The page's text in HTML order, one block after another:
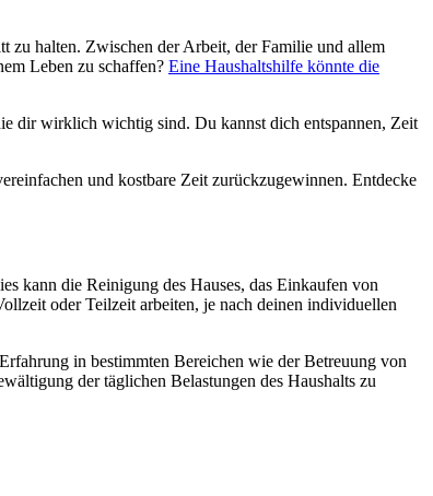
zu halten. Zwischen der Arbeit, der Familie und allem
Leben zu schaffen? Eine Haushaltshilfe könnte die
dir wirklich wichtig sind. Du kannst dich entspannen, Zeit
und kostbare Zeit zurückzugewinnen. Entdecke
kann die Reinigung des Hauses, das Einkaufen von
oder Teilzeit arbeiten, je nach deinen individuellen
in bestimmten Bereichen wie der Betreuung von
der täglichen Belastungen des Haushalts zu